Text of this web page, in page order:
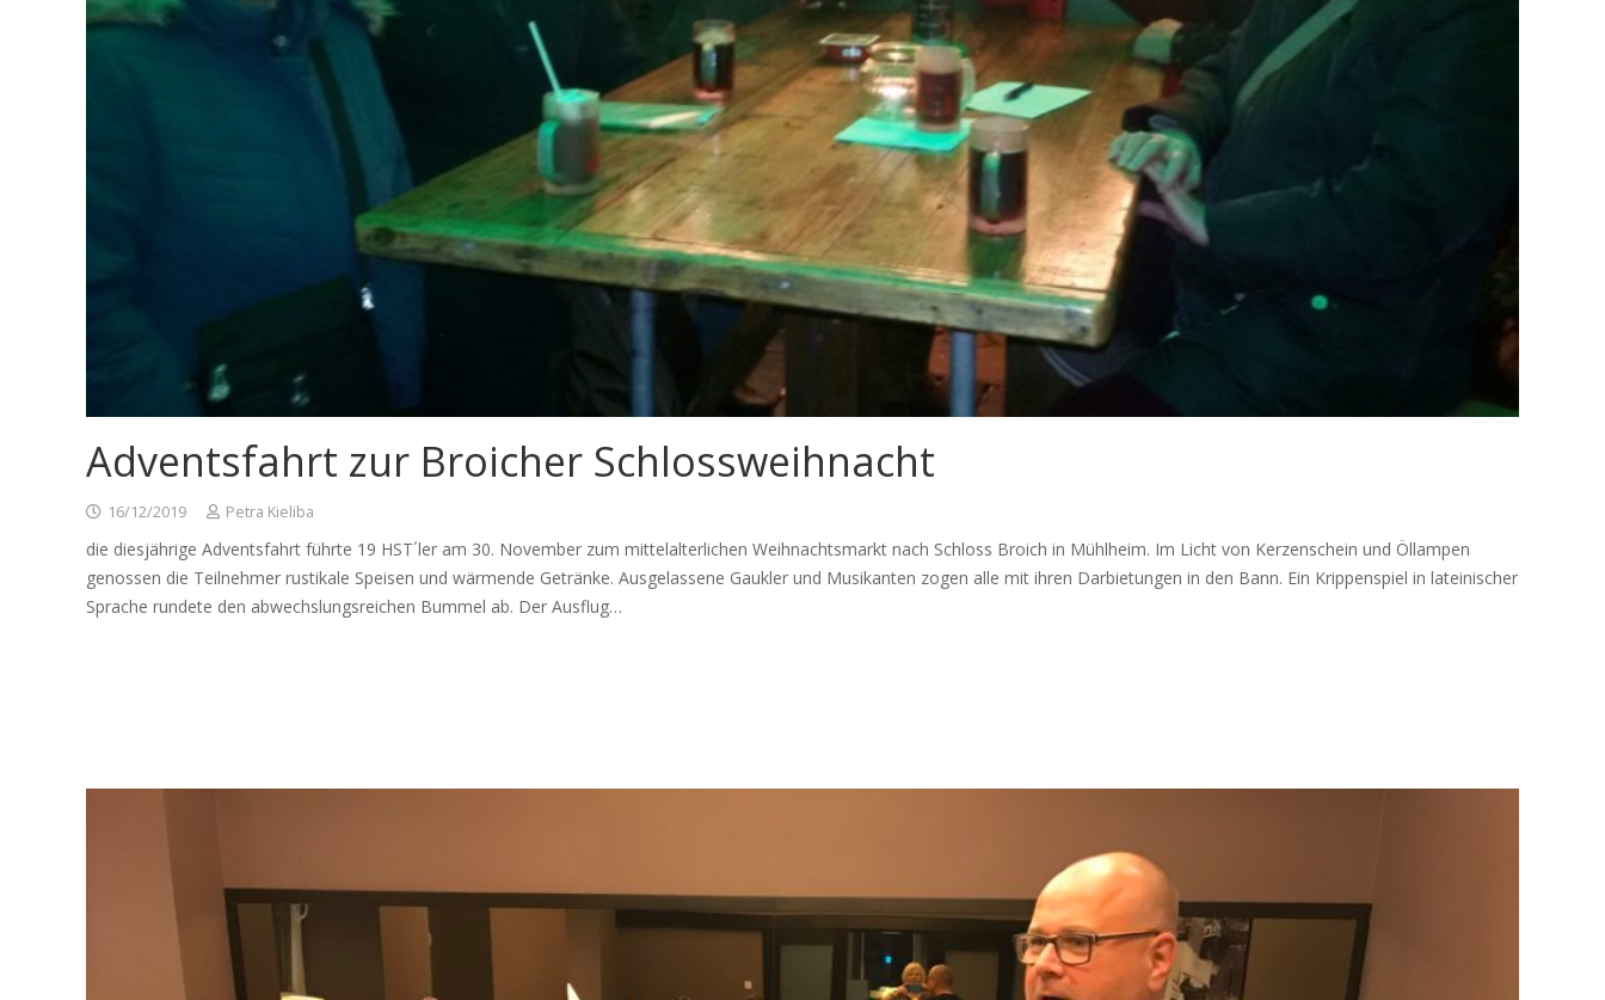
Adventsfahrt zur Broicher Schlossweihnacht
16/12/2019 Petra Kieliba
die diesjährige Adventsfahrt führte 19 HST´ler am 30. November zum mittelalterlichen Weihnachtsmarkt nach Schloss Broich in Mühlheim. Im Licht von Kerzenschein und Öllampen
genossen die Teilnehmer rustikale Speisen und wärmende Getränke. Ausgelassene Gaukler und Musikanten zogen alle mit ihren Darbietungen in den Bann. Ein Krippenspiel in lateinischer
Sprache rundete den abwechslungsreichen Bummel ab. Der Ausflug…